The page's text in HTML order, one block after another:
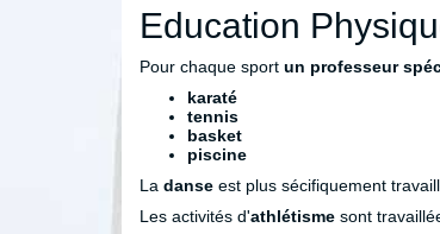
Education
Pour chaque sport un professeur
karaté
tennis
basket
piscine
La danse est plus sécifiquement
Les activités d'athlétisme sont